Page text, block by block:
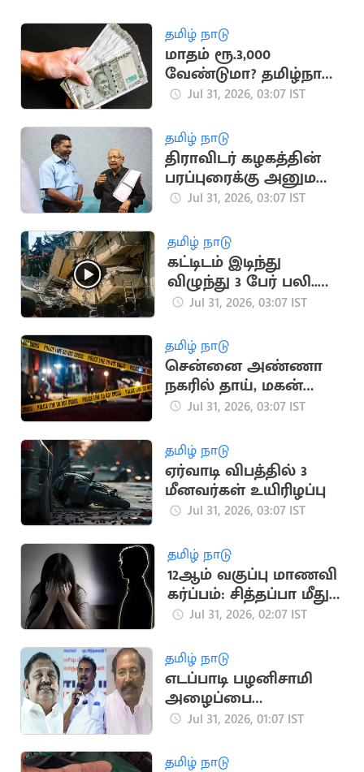
தமிழ் நாடு
மாதம் ரூ.3,000
வேண்டுமா? தமிழ்நாடு
அரசின் முக்கிய
Jul 31, 2026, 03:07 IST
தமிழ் நாடு
திராவிடர் கழகத்தின்
பரப்புரைக்கு அனுமதி
அளிக்க வேண்டும் -
Jul 31, 2026, 03:07 IST
தமிழ் நாடு
கட்டிடம் இடிந்து
விழுந்து 3 பேர் பலி..
அதிர்ச்சி வீடியோ
Jul 31, 2026, 03:07 IST
தமிழ் நாடு
சென்னை அண்ணா
நகரில் தாய், மகன்
கொலை
Jul 31, 2026, 03:07 IST
தமிழ் நாடு
ஏர்வாடி விபத்தில் 3
மீனவர்கள் உயிரிழப்பு
Jul 31, 2026, 03:07 IST
தமிழ் நாடு
12ஆம் வகுப்பு மாணவி
கர்ப்பம்: சித்தப்பா மீது
போக்சோ வழக்கு
Jul 31, 2026, 02:07 IST
தமிழ் நாடு
எடப்பாடி பழனிசாமி
அழைப்பை
வேலுமணி, தங்கமணி
Jul 31, 2026, 01:07 IST
தமிழ் நாடு